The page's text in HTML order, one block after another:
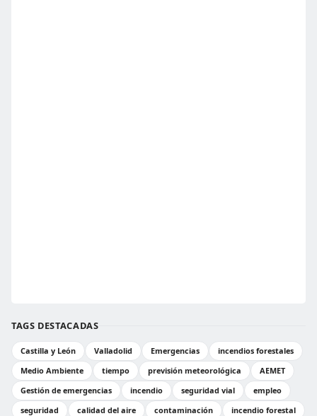
TAGS DESTACADAS
Castilla y León Valladolid Emergencias
incendios forestales
Medio Ambiente
tiempo previsión meteorológica
AEMET
Gestión de emergencias
incendio seguridad vial
empleo
seguridad
calidad del aire contaminación
incendio forestal